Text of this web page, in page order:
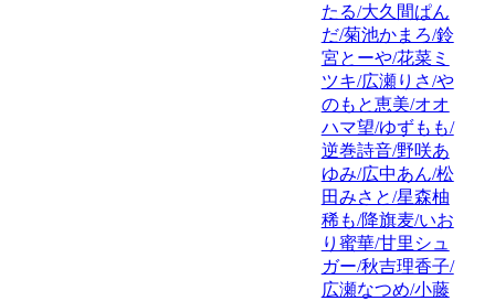
たる/大久間ぱん
だ/菊池かまろ/鈴
宮とーや/花菜ミ
ツキ/広瀬りさ/や
のもと恵美/オオ
ハマ望/ゆずもも/
逆巻詩音/野咲あ
ゆみ/広中あん/松
田みさと/星森柚
稀も/降旗麦/いお
り蜜華/甘里シュ
ガー/秋吉理香子/
広瀬なつめ/小藤